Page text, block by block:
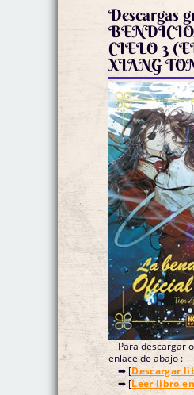
Descargas
CIELO 3
XIANG
Para descargar
enlace de abajo :
➡ [Descargar
➡ [Leer libro